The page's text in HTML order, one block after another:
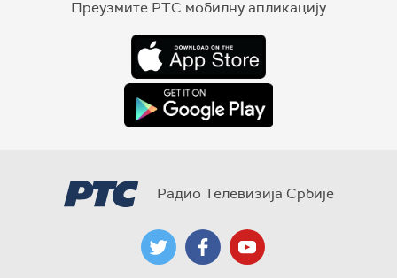
Преузмите РТС мобилну апликацију
Радио Телевизија Србије